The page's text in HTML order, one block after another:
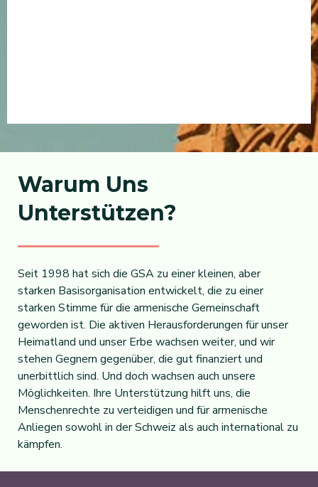
Warum Uns
Unterstützen?
Seit 1998 hat sich die GSA zu einer kleinen, aber
starken Basisorganisation entwickelt, die zu einer
starken Stimme für die armenische Gemeinschaft
geworden ist. Die aktiven Herausforderungen für unser
Heimatland und unser Erbe wachsen weiter, und wir
stehen Gegnern gegenüber, die gut finanziert und
unerbittlich sind. Und doch wachsen auch unsere
Möglichkeiten. Ihre Unterstützung hilft uns, die
Menschenrechte zu verteidigen und für armenische
Anliegen sowohl in der Schweiz als auch international zu
kämpfen.